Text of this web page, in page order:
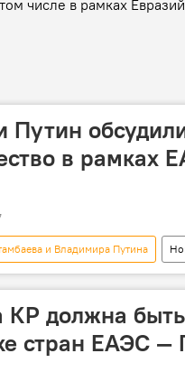
числе в рамках
Путин
в рамках
и Владимира Путина
Алмазбек Атамбаев
КР должна
стран ЕАЭС —